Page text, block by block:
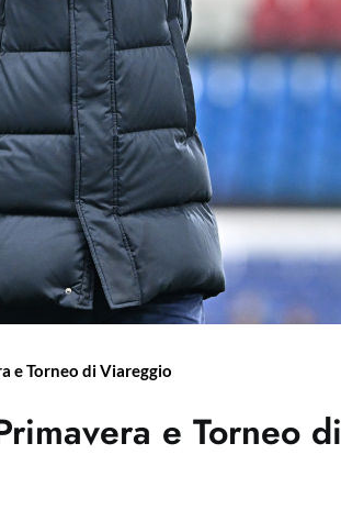
e Torneo di Viareggio
e Torneo di